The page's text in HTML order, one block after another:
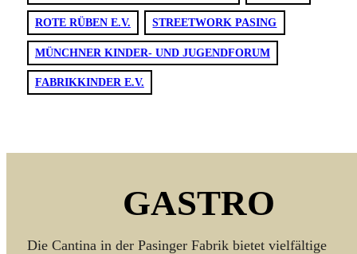
ROTE RÜBEN E.V. STREETWORK PASING
MÜNCHNER KINDER- UND JUGENDFORUM
FABRIKKINDER E.V.
GASTRO
Die Cantina in der Pasinger Fabrik bietet vielfältige